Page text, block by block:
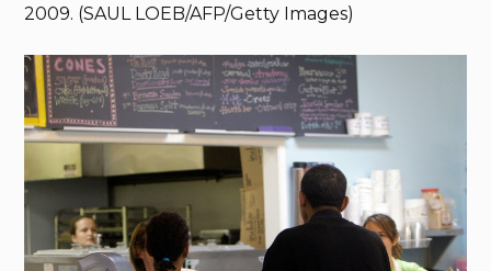
2009. (SAUL LOEB/AFP/Getty Images)